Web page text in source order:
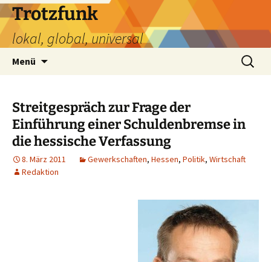
Zum
Inhalt
springen
Trotzfunk
lokal, global, universal
Menü
Suchen
nach:
Streitgespräch zur Frage der
Einführung einer Schuldenbremse in
die hessische Verfassung
8. März 2011 Gewerkschaften, Hessen, Politik, Wirtschaft
Redaktion